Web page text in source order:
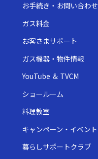
お手続き・お問い合わせ
ガス料金
お客さまサポート
ガス機器・物件情報
YouTube ＆ TVCM
ショールーム
料理教室
キャンペーン・イベント
暮らしサポートクラブ